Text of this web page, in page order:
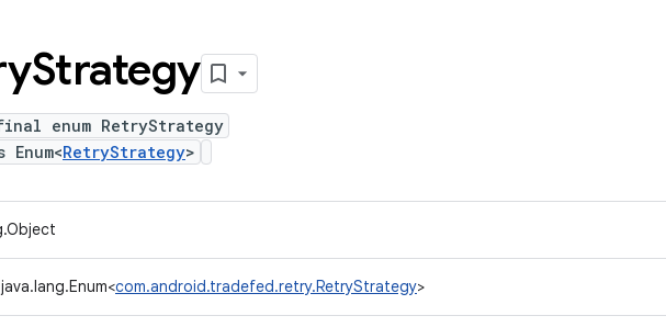
Strategy
enum RetryStrategy
Enum<RetryStrategy>
java.lang.Enum<com.android.tradefed.retry.RetryStrategy>